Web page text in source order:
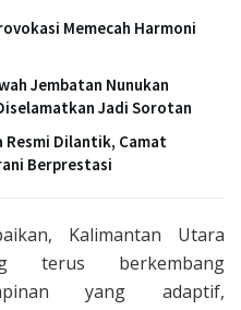
Memecah Harmoni
Jembatan Nunukan
Jadi Sorotan
Resmi Dilantik, Camat
Berprestasi
Kalimantan Utara
terus berkembang
yang adaptif,